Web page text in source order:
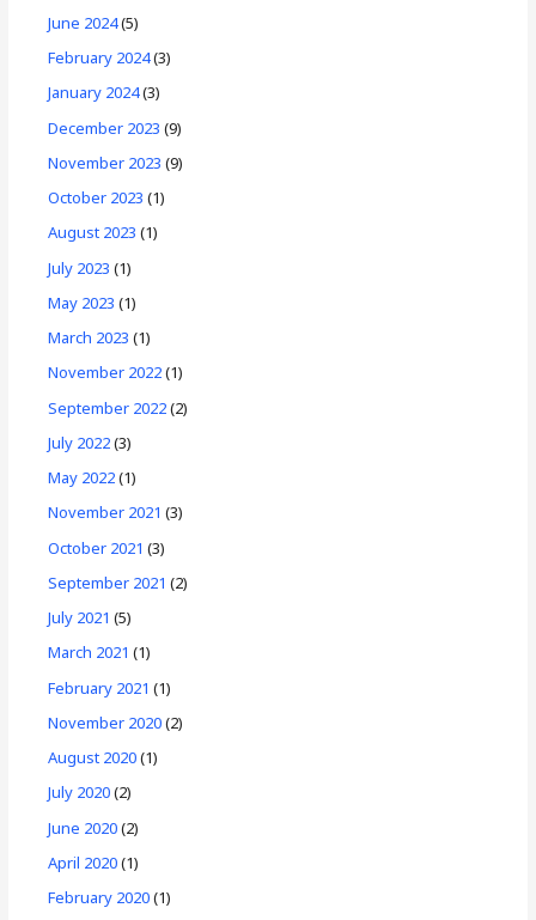
June 2024(5)
February 2024(3)
January 2024(3)
December 2023 (9)
November 2023 (9)
October 2023 (1)
August 2023 (1)
July 2023 (1)
May 2023 (1)
March 2023 (1)
November 2022(1)
September 2022(2)
July 2022(3)
May 2022(1)
November 2021 (3)
October 2021 (3)
September 2021 (2)
July 2021 (5)
March 2021 (1)
February 2021 (1)
November 2020(2)
August 2020(1)
July 2020(2)
June 2020(2)
April 2020(1)
February 2020(1)